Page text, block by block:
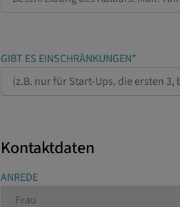
GIBT ES EINSCHRÄNKUNGEN*
Kontaktdaten
ANREDE